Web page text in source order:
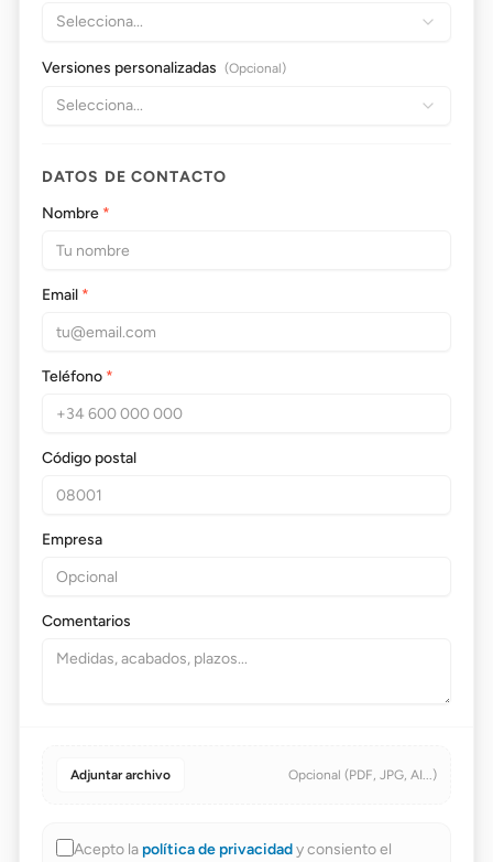
Selecciona...
Versiones personalizadas (Opcional)
Selecciona...
DATOS DE CONTACTO
Nombre *
Email *
Teléfono *
Código postal
Empresa
Comentarios
Adjuntar archivo Opcional (PDF, JPG, AI...)
Acepto la política de privacidady consiento el